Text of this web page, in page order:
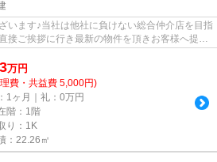
います♪当社は他社に負けない総合仲介店を目指
接ご挨拶に行き最新の物件を頂きお客様へ提供
万円
費・共益費 5,000円)
1ヶ月｜礼：0万円
階：1階
り：1K
：22.26㎡